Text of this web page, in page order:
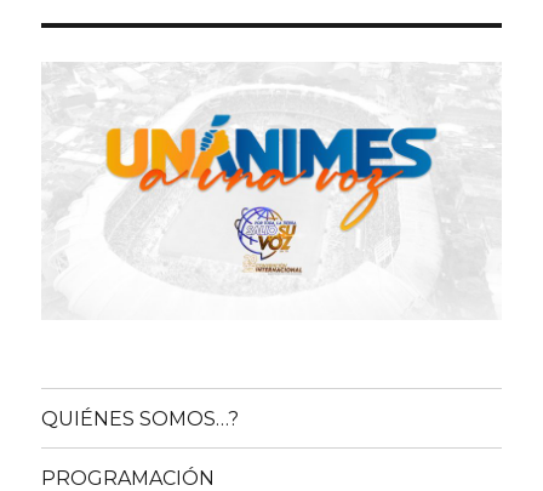
QUIÉNES SOMOS…?
PROGRAMACIÓN